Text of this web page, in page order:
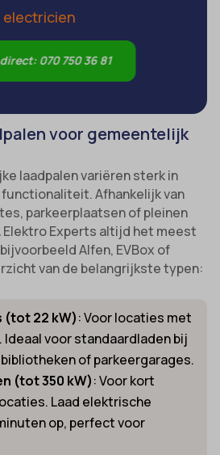
electricien
070 750 36 81
voor gemeentelijk
laadpalen variëren sterk in
Afhankelijk van
parkeerplaatsen of pleinen
Elektro Experts altijd het meest
Alfen, EVBox of
van de belangrijkste typen:
(tot 22 kW): Voor locaties met
voor standaardladen bij
of parkeergarages.
(tot 350 kW): Voor kort
Laad elektrische
op, perfect voor